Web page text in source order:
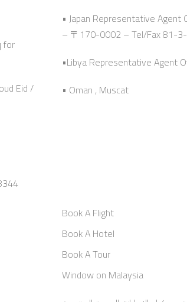
for
Eid /
• Japan Representative
– 〒170-0002 – Tel/Fax 81-
•Libya Representative Agent
• Oman , Muscat
Book A Flight
Book A Hotel
Book A Tour
Window on Malaysia